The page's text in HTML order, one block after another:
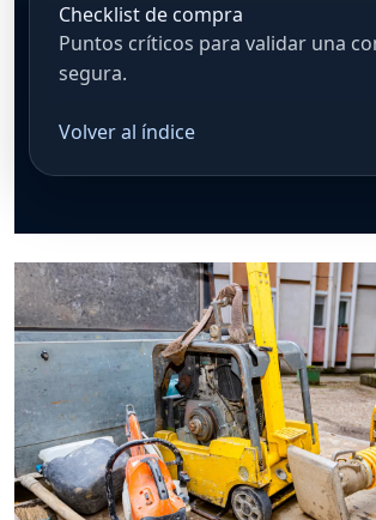
Checklist de compra
Puntos críticos para validar una
segura.
Volver al índice